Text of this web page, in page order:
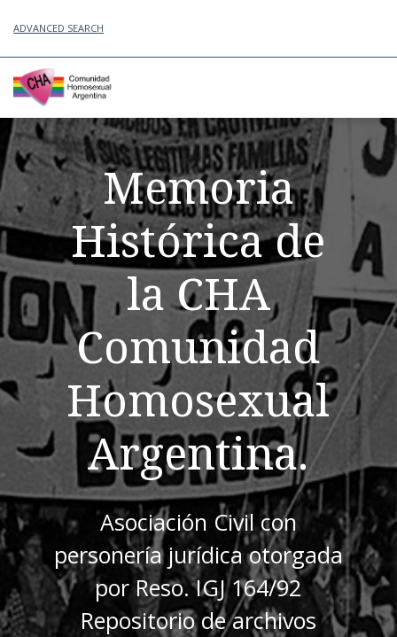
ADVANCED SEARCH
Memoria
Histórica de
la CHA
Comunidad
Homosexual
Argentina.
Asociación Civil con
personería jurídica otorgada
por Reso. IGJ 164/92
Repositorio de archivos